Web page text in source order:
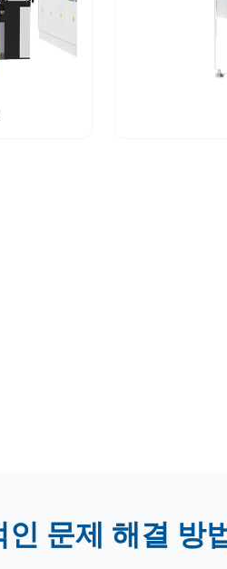
문제 해결 방